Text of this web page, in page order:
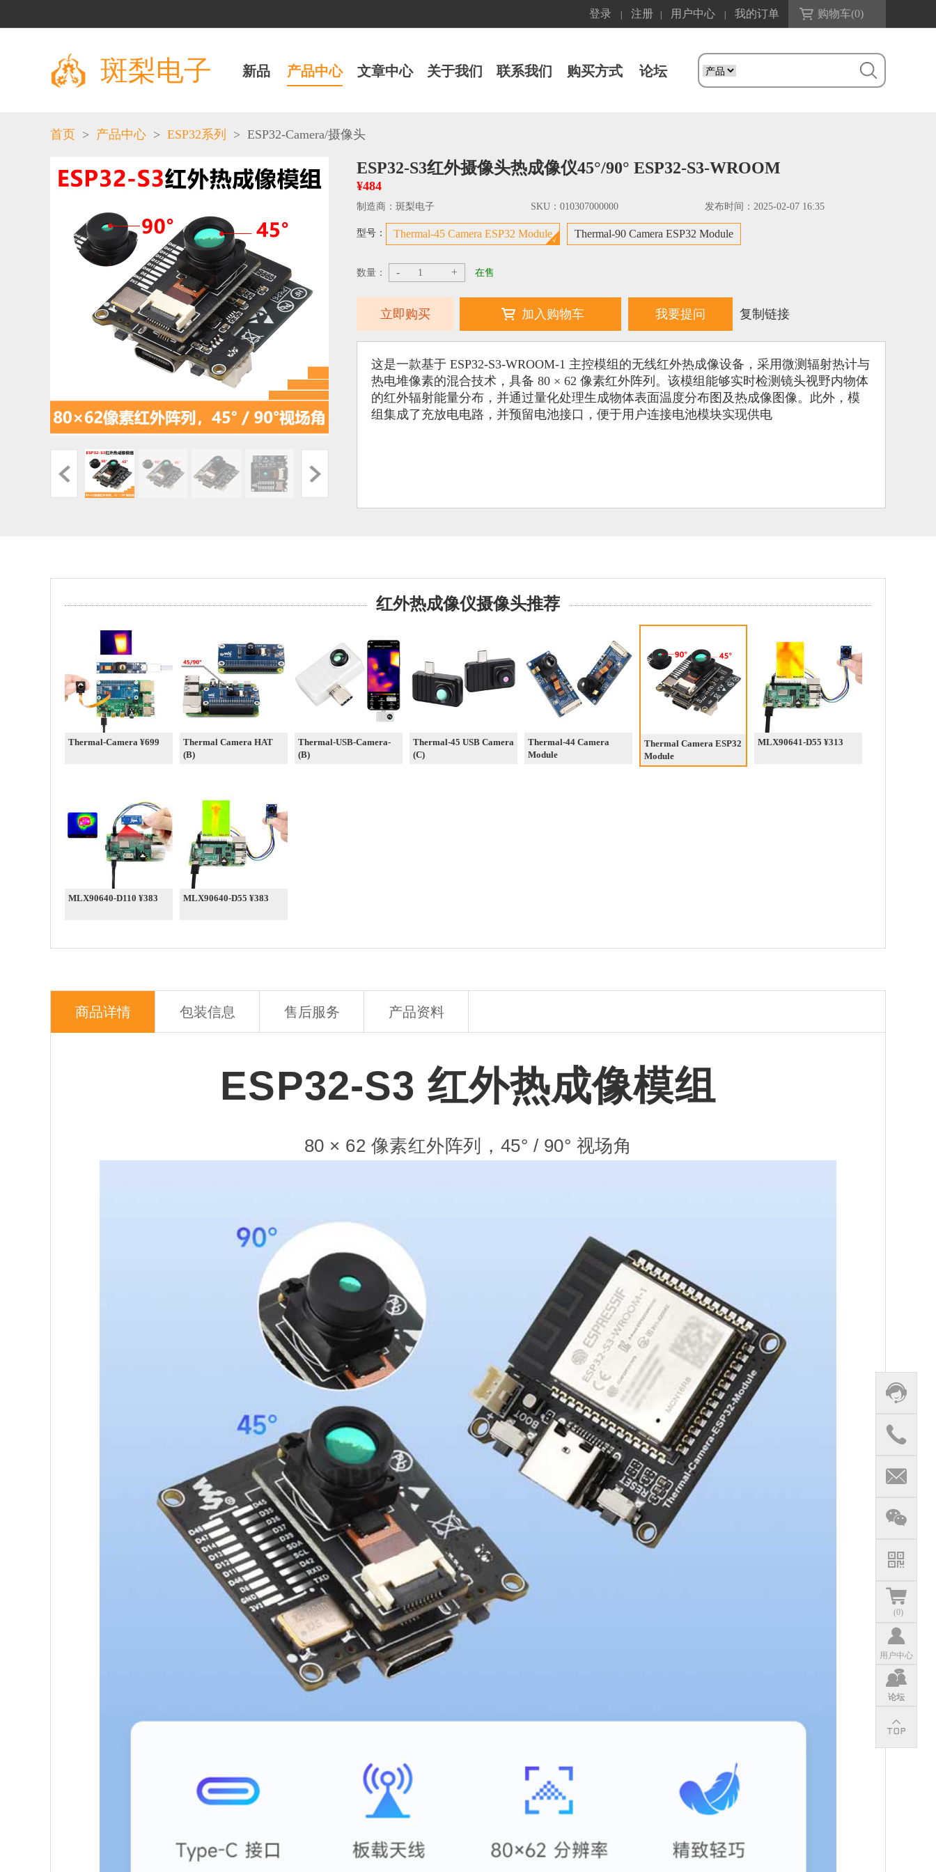
登录 注册 用户中心 我的订单 购物车(0)
斑梨电子 新品 产品中心 文章中心 关于我们 联系我们 购买方式 论坛
(0)
用户中心
论坛
首页 > 产品中心 > ESP32系列 > ESP32-Camera/摄像头
ESP32-S3红外摄像头热成像仪45°/90° ESP32-S3-WROOM
¥484
制造商： 斑梨电子 SKU： 010307000000 发布时间： 2025-02-07 16:35
型号： Thermal-45 Camera ESP32 Module Thermal-90 Camera ESP32 Module
数量： - + 在售
立即购买 加入购物车 我要提问 复制链接
这是一款基于 ESP32-S3-WROOM-1 主控模组的无线红外热成像设备，采用微测辐射热计与
热电堆像素的混合技术，具备 80 × 62 像素红外阵列。该模组能够实时检测镜头视野内物体
的红外辐射能量分布，并通过量化处理生成物体表面温度分布图及热成像图像。此外，模
组集成了充放电电路，并预留电池接口，便于用户连接电池模块实现供电
红外热成像仪摄像头推荐
Thermal-Camera ¥699
Thermal Camera HAT
(B)
Thermal-USB-Camera-
(B)
Thermal-45 USB Camera
(C)
Thermal-44 Camera
Module
Thermal Camera ESP32
Module
MLX90641-D55 ¥313
MLX90640-D110 ¥383 MLX90640-D55 ¥383
商品详情 包装信息 售后服务 产品资料
ESP32-S3 红外热成像模组
80 × 62 像素红外阵列，45° / 90° 视场角